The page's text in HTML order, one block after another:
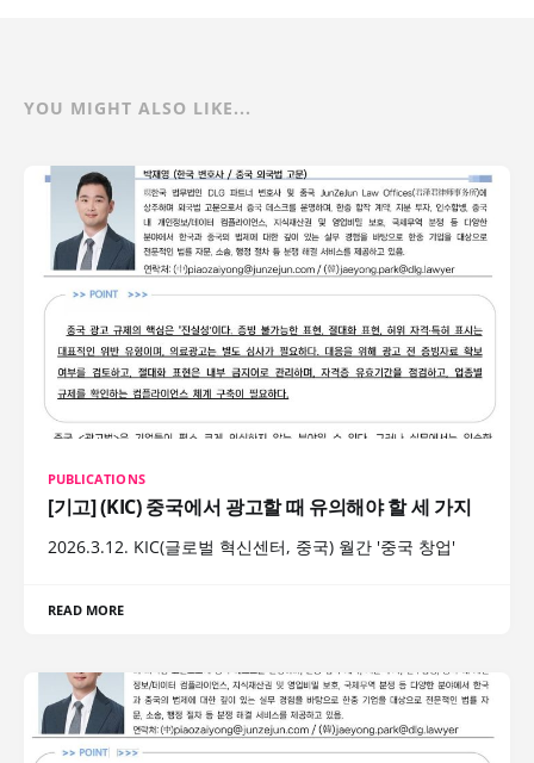
YOU MIGHT ALSO LIKE...
PUBLICATIONS
[기고] (KIC) 중국에서 광고할 때 유의해야 할 세 가지
2026.3.12. KIC(글로벌 혁신센터, 중국) 월간 '중국 창업'
READ MORE